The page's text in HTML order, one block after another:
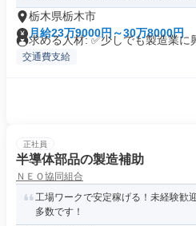
栃木県栃木市
月給23万9000円～30万8000円
求める人材: ✅少しでも製造業に
交通費支給
正社員
半導体部品の製造補助
ＮＥＯ協同組合
工場ワークで安定稼げる！未経験歓
多数です！